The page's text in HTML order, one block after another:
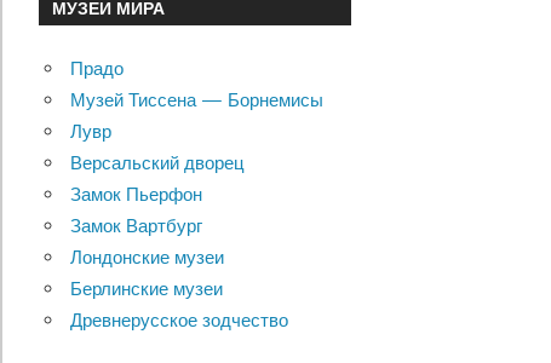
МУЗЕИ МИРА
Прадо
Музей Тиссена — Борнемисы
Лувр
Версальский дворец
Замок Пьерфон
Замок Вартбург
Лондонские музеи
Берлинские музеи
Древнерусское зодчество